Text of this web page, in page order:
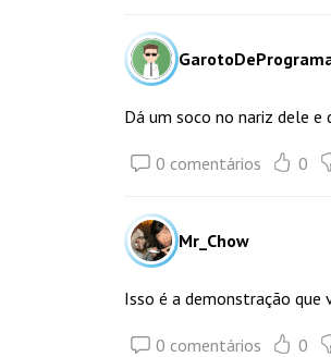
Dá um soco no nariz dele e
0 comentários 0
Mr_Chow
Isso é a demonstração que
0 comentários 0